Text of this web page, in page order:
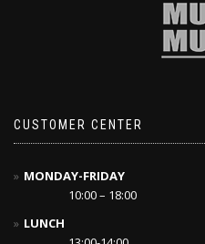
CUSTOMER CENTER
MONDAY-FRIDAY
10:00 – 18:00
LUNCH